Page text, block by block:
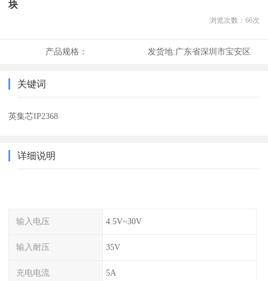
块
浏览次数： 66次
产品规格： 发货地:广东省深圳市宝安区
关键词
英集芯IP2368
详细说明
输入电压 4.5V~30V
输入耐压 35V
充电电流 5A